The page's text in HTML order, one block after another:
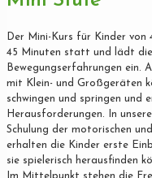
Der Mini-Kurs für Kinder
45 Minuten statt und lädt
Bewegungserfahrungen ein.
mit Klein- und Großgeräten
schwingen und springen und
Herausforderungen. In
Schulung der motorischen
erhalten die Kinder erste
sie spielerisch herausfinden
Im Mittelpunkt stehen die